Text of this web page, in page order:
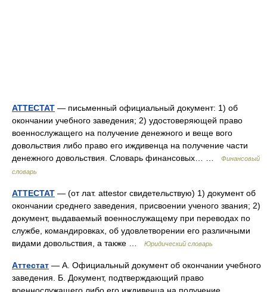
АТТЕСТАТ — письменный официальный документ: 1) об
окончании учебного заведения; 2) удостоверяющей право
военнослужащего на получение денежного и веще вого
довольствия либо право его иждивенца на получение части
денежного довольствия. Словарь финансовых… …
Финансовый
словарь
АТТЕСТАТ — (от лат. attestor свидетельствую) 1) документ об
окончании среднего заведения, присвоении ученого звания; 2)
документ, выдаваемый военнослужащему при переводах по
службе, командировках, об удовлетворении его различными
видами довольствия, а также …
Юридический словарь
Аттестат — А. Официальный документ об окончании учебного
заведения. Б. Документ, подтверждающий право